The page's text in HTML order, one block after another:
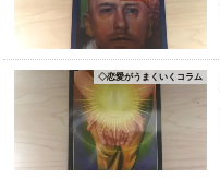
◇恋愛がうまくいくコラム